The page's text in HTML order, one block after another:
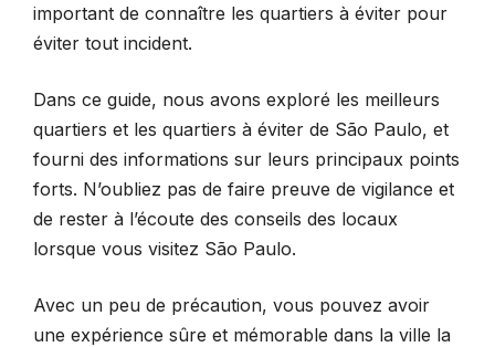
important de connaître les quartiers à éviter pour
éviter tout incident.
Dans ce guide, nous avons exploré les meilleurs
quartiers et les quartiers à éviter de São Paulo, et
fourni des informations sur leurs principaux points
forts. N’oubliez pas de faire preuve de vigilance et
de rester à l’écoute des conseils des locaux
lorsque vous visitez São Paulo.
Avec un peu de précaution, vous pouvez avoir
une expérience sûre et mémorable dans la ville la